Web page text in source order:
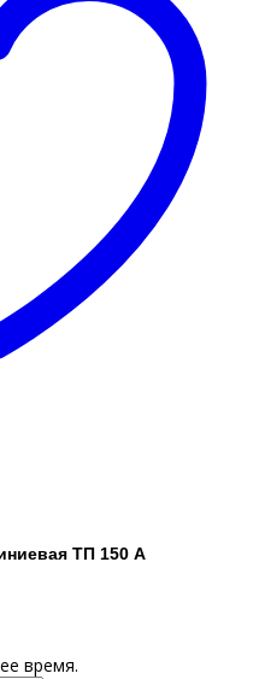
ТП 150 А
время.